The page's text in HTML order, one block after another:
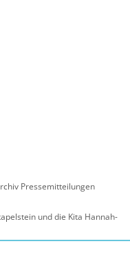
Pressemitteilungen
und die Kita Hannah-